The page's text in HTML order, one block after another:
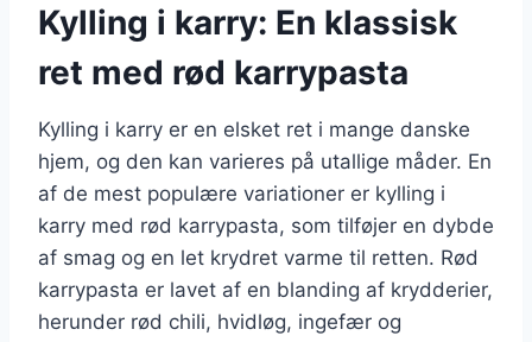
Kylling i karry: En klassisk
ret med rød karrypasta
Kylling i karry er en elsket ret i mange danske
hjem, og den kan varieres på utallige måder. En
af de mest populære variationer er kylling i
karry med rød karrypasta, som tilføjer en dybde
af smag og en let krydret varme til retten. Rød
karrypasta er lavet af en blanding af krydderier,
herunder rød chili, hvidløg, ingefær og